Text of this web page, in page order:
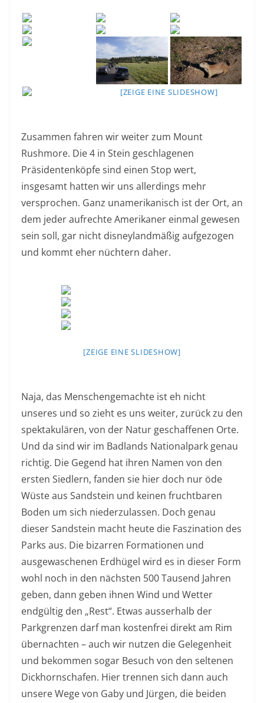
[ZEIGE EINE SLIDESHOW]
Zusammen fahren wir weiter zum Mount
Rushmore. Die 4 in Stein geschlagenen
Präsidentenköpfe sind einen Stop wert,
insgesamt hatten wir uns allerdings mehr
versprochen. Ganz unamerikanisch ist der Ort, an
dem jeder aufrechte Amerikaner einmal gewesen
sein soll, gar nicht disneylandmäßig aufgezogen
und kommt eher nüchtern daher.
[ZEIGE EINE SLIDESHOW]
Naja, das Menschengemachte ist eh nicht
unseres und so zieht es uns weiter, zurück zu den
spektakulären, von der Natur geschaffenen Orte.
Und da sind wir im Badlands Nationalpark genau
richtig. Die Gegend hat ihren Namen von den
ersten Siedlern, fanden sie hier doch nur öde
Wüste aus Sandstein und keinen fruchtbaren
Boden um sich niederzulassen. Doch genau
dieser Sandstein macht heute die Faszination des
Parks aus. Die bizarren Formationen und
ausgewaschenen Erdhügel wird es in dieser Form
wohl noch in den nächsten 500 Tausend Jahren
geben, dann geben ihnen Wind und Wetter
endgültig den „Rest“. Etwas ausserhalb der
Parkgrenzen darf man kostenfrei direkt am Rim
übernachten – auch wir nutzen die Gelegenheit
und bekommen sogar Besuch von den seltenen
Dickhornschafen. Hier trennen sich dann auch
unsere Wege von Gaby und Jürgen, die beiden